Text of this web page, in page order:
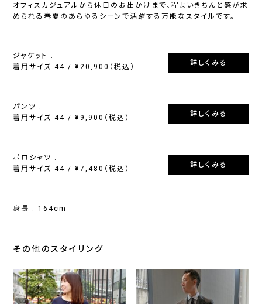
オフィスカジュアルから休日のお出かけまで、程よいきちんと感が求
められる春夏のあらゆるシーンで活躍する万能なスタイルです。
ジャケット :
着用サイズ 44 / ¥20,900（税込）
詳しくみる
パンツ :
着用サイズ 44 / ¥9,900（税込）
詳しくみる
ポロシャツ :
着用サイズ 44 / ¥7,480（税込）
詳しくみる
身長 : 164cm
その他のスタイリング